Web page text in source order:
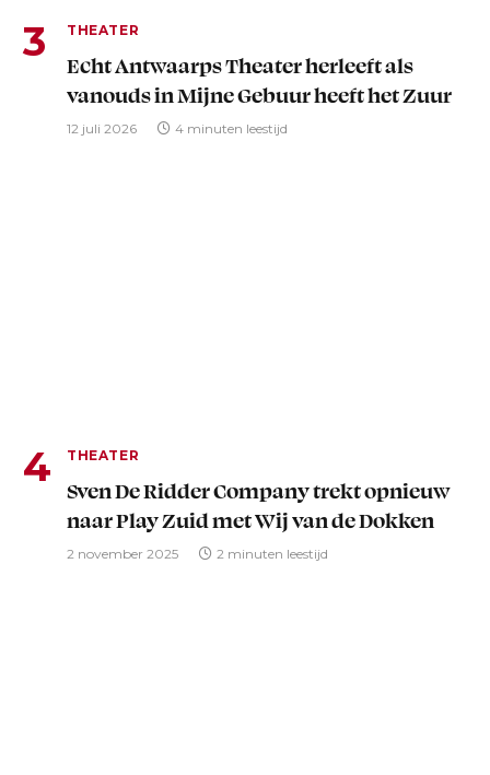
THEATER
Echt Antwaarps Theater herleeft als
vanouds in Mijne Gebuur heeft het Zuur
12 juli 2026 4 minuten leestijd
THEATER
Sven De Ridder Company trekt opnieuw
naar Play Zuid met Wij van de Dokken
2 november 2025 2 minuten leestijd